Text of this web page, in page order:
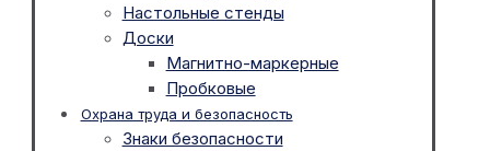
Настольные стенды
Доски
Магнитно-маркерные
Пробковые
Охрана труда и безопасность
Знаки безопасности